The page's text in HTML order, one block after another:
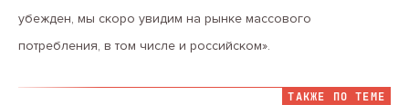
убежден, мы скоро увидим на рынке массового
потребления, в том числе и российском».
ТАКЖЕ ПО ТЕМЕ